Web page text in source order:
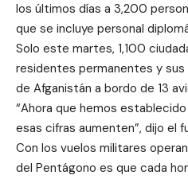
los últimos días a 3,200
que se incluye personal
Solo este martes, 1,100
residentes permanentes y sus
de Afganistán a bordo de 13
“Ahora que hemos
esas cifras aumenten”, dijo el
Con los vuelos militares
del Pentágono es que cada